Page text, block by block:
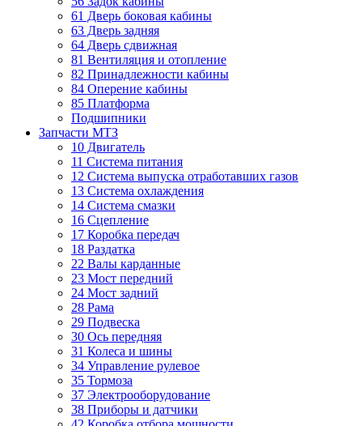
61 Дверь боковая кабины
63 Дверь задняя
64 Дверь сдвижная
81 Вентиляция и отопление
82 Принадлежности кабины
84 Оперение кабины
85 Платформа
Подшипники
Запчасти МТЗ
10 Двигатель
11 Система питания
12 Система выпуска отработавших газов
13 Система охлаждения
14 Система смазки
16 Сцепление
17 Коробка передач
18 Раздатка
22 Валы карданные
23 Мост передний
24 Мост задний
28 Рама
29 Подвеска
30 Ось передняя
31 Колеса и шины
34 Управление рулевое
35 Тормоза
37 Электрооборудование
38 Приборы и датчики